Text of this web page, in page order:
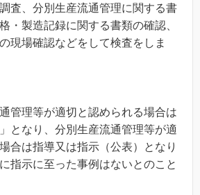
査、分別生産流通管理に関する書
・製造記録に関する書類の確認、
現場確認などをして検査をしま
管理等が適切と認められる場合は
となり、分別生産流通管理等が適
合は指導又は指示（公表）となり
指示に至った事例はないとのこと